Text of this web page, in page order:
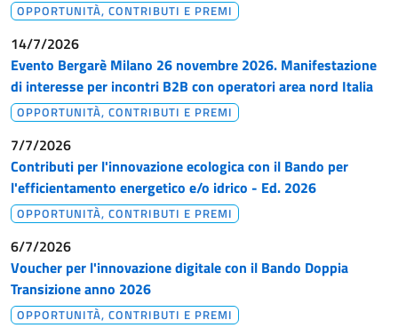
OPPORTUNITÀ, CONTRIBUTI E PREMI
14/7/2026
Evento Bergarè Milano 26 novembre 2026. Manifestazione
di interesse per incontri B2B con operatori area nord Italia
OPPORTUNITÀ, CONTRIBUTI E PREMI
7/7/2026
Contributi per l'innovazione ecologica con il Bando per
l'efficientamento energetico e/o idrico - Ed. 2026
OPPORTUNITÀ, CONTRIBUTI E PREMI
6/7/2026
Voucher per l'innovazione digitale con il Bando Doppia
Transizione anno 2026
OPPORTUNITÀ, CONTRIBUTI E PREMI